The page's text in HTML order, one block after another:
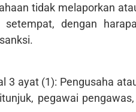
tidak melaporkan
dengan
3 ayat (1): Pengusaha
pegawai